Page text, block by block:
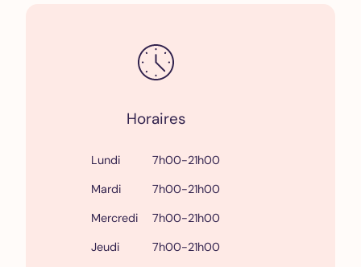
Horaires
Lundi
7h00-21h00
Mardi
7h00-21h00
Mercredi
7h00-21h00
Jeudi
7h00-21h00